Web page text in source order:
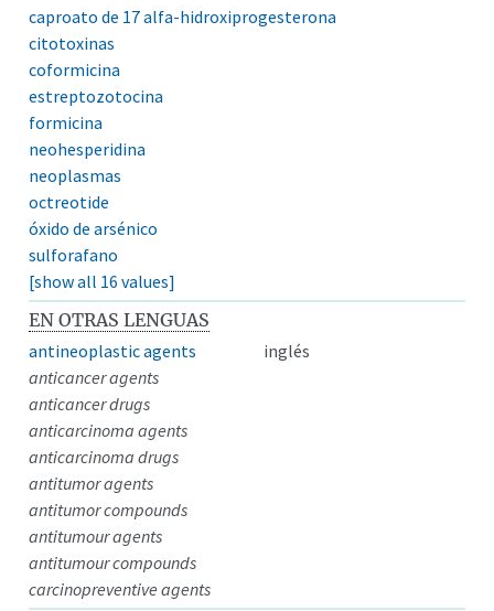
caproato de 17 alfa-hidroxiprogesterona
citotoxinas
coformicina
estreptozotocina
formicina
neohesperidina
neoplasmas
octreotide
óxido de arsénico
sulforafano
[show all 16 values]
EN OTRAS LENGUAS
antineoplastic agents
inglés
anticancer agents
anticancer drugs
anticarcinoma agents
anticarcinoma drugs
antitumor agents
antitumor compounds
antitumour agents
antitumour compounds
carcinopreventive agents